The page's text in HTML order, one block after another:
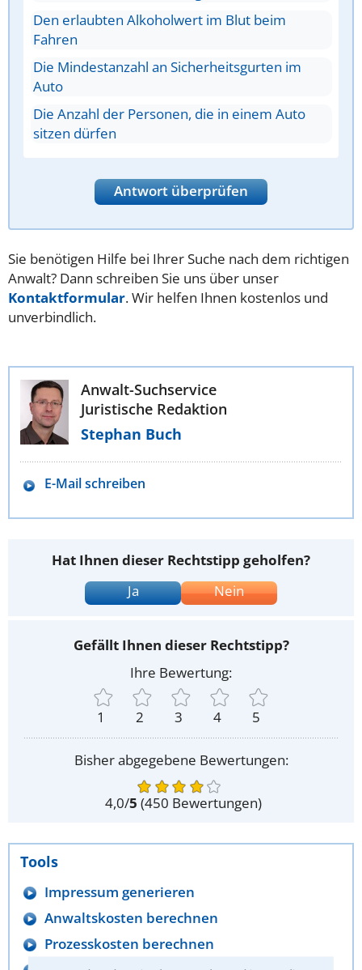
Den erlaubten Alkoholwert im Blut beim
Fahren
Die Mindestanzahl an Sicherheitsgurten im
Auto
Die Anzahl der Personen, die in einem Auto
sitzen dürfen
Antwort überprüfen
Sie benötigen Hilfe bei Ihrer Suche nach dem richtigen
Anwalt? Dann schreiben Sie uns über unser
Kontaktformular. Wir helfen Ihnen kostenlos und
unverbindlich.
Anwalt-Suchservice
Juristische Redaktion
Stephan Buch
E-Mail schreiben
Hat Ihnen dieser Rechtstipp geholfen?
Ja
Nein
Gefällt Ihnen dieser Rechtstipp?
Ihre Bewertung:
1 2 3 4 5
Bisher abgegebene Bewertungen:
4,0/5 (450 Bewertungen)
Tools
Impressum generieren
Anwaltskosten berechnen
Prozesskosten berechnen